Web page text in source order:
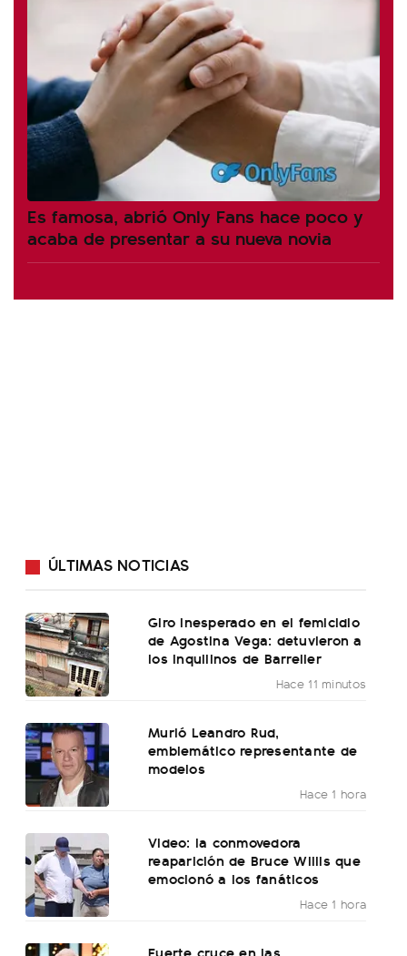
Es famosa, abrió Only Fans hace poco y
acaba de presentar a su nueva novia
ÚLTIMAS NOTICIAS
Giro inesperado en el femicidio
de Agostina Vega: detuvieron a
los inquilinos de Barrelier
Hace 11 minutos
Murió Leandro Rud,
emblemático representante de
modelos
Hace 1 hora
Video: la conmovedora
reaparición de Bruce Willis que
emocionó a los fanáticos
Hace 1 hora